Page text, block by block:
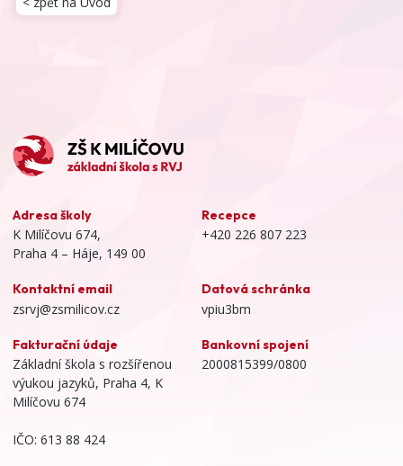
Adresa školy
K Milíčovu 674,
Praha 4 – Háje, 149 00
Recepce
+420 226 807 223
Kontaktní email
zsrvj@zsmilicov.cz
Datová schránka
vpiu3bm
Fakturační údaje
Základní škola s rozšířenou
výukou jazyků, Praha 4, K
Milíčovu 674
IČO: 613 88 424
Bankovní spojení
2000815399/0800